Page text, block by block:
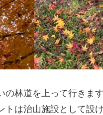
林道を上って行きます
トは治山施設として設